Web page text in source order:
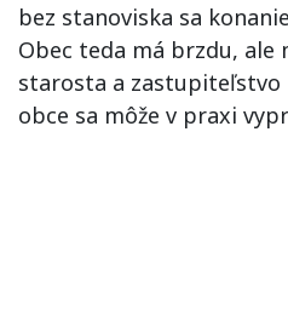
bez stanoviska sa
Obec teda má brzdu, ale
starosta a zastupiteľstvo
obce sa môže v praxi